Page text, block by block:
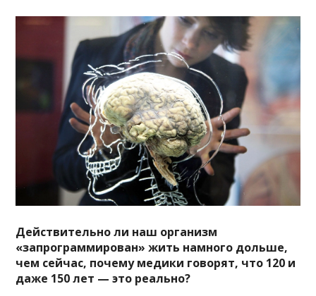
Действительно ли наш организм
«запрограммирован» жить намного дольше,
чем сейчас, почему медики говорят, что 120 и
даже 150 лет — это реально?